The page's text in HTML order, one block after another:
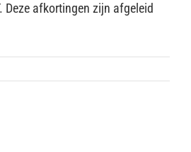
Deze afkortingen zijn afgeleid